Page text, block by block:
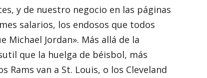
y de nuestro negocio en las páginas
salarios, los endosos que todos
Jordan». Más allá de la
que la huelga de béisbol, más
Rams van a St. Louis, o los Cleveland